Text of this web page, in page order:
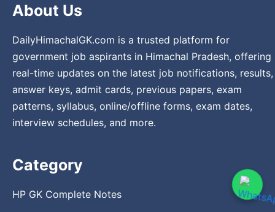
About Us
DailyHimachalGK.com is a trusted platform for
government job aspirants in Himachal Pradesh, offering
real-time updates on the latest job notifications, results,
answer keys, admit cards, previous papers, exam
patterns, syllabus, online/offline forms, exam dates,
interview schedules, and more.
Category
HP GK Complete Notes